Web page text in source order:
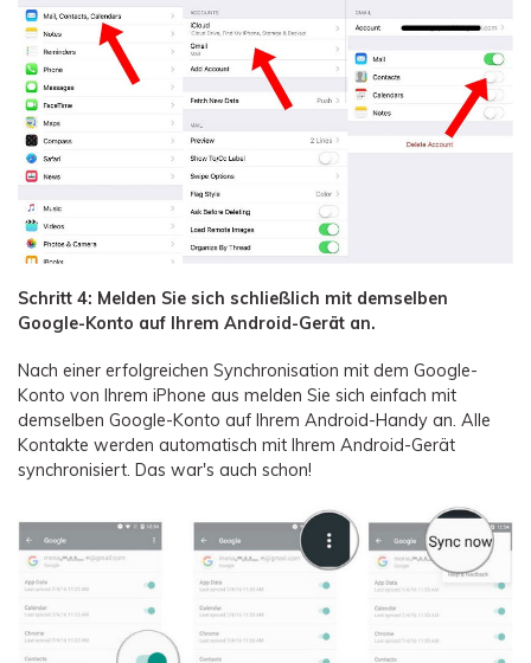
Schritt 4: Melden Sie sich schließlich mit demselben
Google-Konto auf Ihrem Android-Gerät an.
Nach einer erfolgreichen Synchronisation mit dem Google-
Konto von Ihrem iPhone aus melden Sie sich einfach mit
demselben Google-Konto auf Ihrem Android-Handy an. Alle
Kontakte werden automatisch mit Ihrem Android-Gerät
synchronisiert. Das war's auch schon!